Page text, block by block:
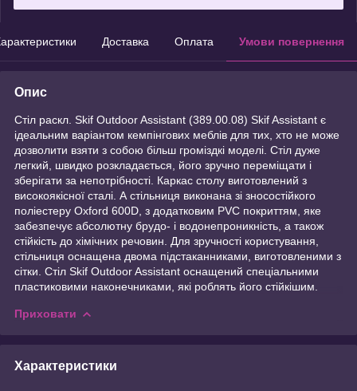
Доставка Оплата Умови повернення
Опис
Стіл раскл. Skif Outdoor Assistant (389.00.08) Skif Assistant є
ідеальним варіантом кемпінгових меблів для тих, хто не може
дозволити взяти з собою більш громіздкі моделі. Стіл дуже
легкий, швидко розкладається, його зручно переміщати і
зберігати за непотрібності. Каркас столу виготовлений з
високоякісної сталі. А стільниця виконана зі зносостійкого
поліестеру Oxford 600D, з додатковим PVC покриттям, яке
забезпечує абсолютну брудо- і водонепроникність, а також
стійкість до хімічних речовин. Для зручності користування,
стільниця оснащена двома підстаканниками, виготовленими з
сітки. Стіл Skif Outdoor Assistant оснащений спеціальними
пластиковими наконечниками, які роблять його стійкішим.
Приховати
Характеристики